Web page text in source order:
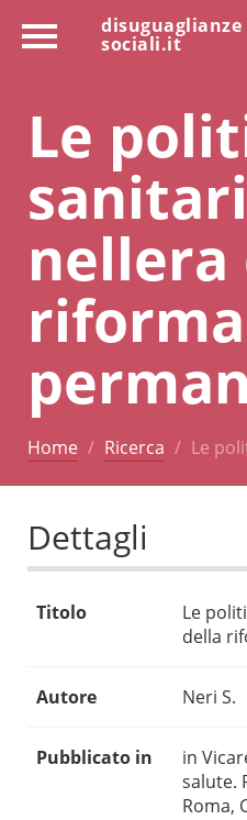
disuguaglianze
sociali.it
Le
riforma
Home Ricerca Le
Dettagli
Titolo
Le
della
Autore Neri S.
Pubblicato in
in
salute.
Roma,